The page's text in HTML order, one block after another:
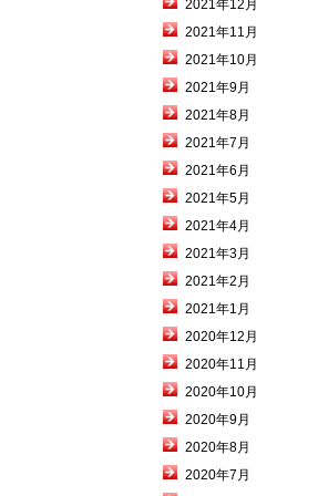
2021年12月
2021年11月
2021年10月
2021年9月
2021年8月
2021年7月
2021年6月
2021年5月
2021年4月
2021年3月
2021年2月
2021年1月
2020年12月
2020年11月
2020年10月
2020年9月
2020年8月
2020年7月